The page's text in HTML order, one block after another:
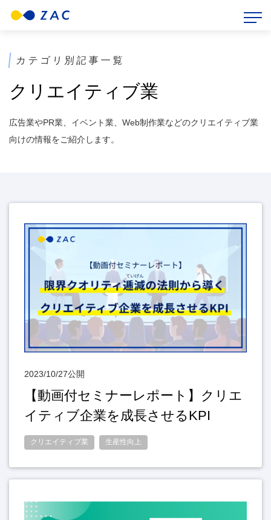
HOME > ZAC BLOG
カテゴリ別記事一覧
クリエイティブ業
広告業やPR業、イベント業、Web制作業などのクリエイティブ業
向けの情報をご紹介します。
2023/10/27公開
【動画付セミナーレポート】クリエ
イティブ企業を成長させるKPI
クリエイティブ業 生産性向上